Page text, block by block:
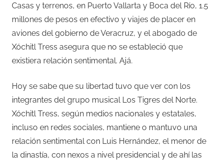
Casas y terrenos, en Puerto Vallarta y Boca del Río, 1.5
millones de pesos en efectivo y viajes de placer en
aviones del gobierno de Veracruz, y el abogado de
Xóchitl Tress asegura que no se estableció que
existiera relación sentimental. Ajá.
Hoy se sabe que su libertad tuvo que ver con los
integrantes del grupo musical Los Tigres del Norte.
Xóchitl Tress, según medios nacionales y estatales,
incluso en redes sociales, mantiene o mantuvo una
relación sentimental con Luis Hernández, el menor de
la dinastía, con nexos a nivel presidencial y de ahí las